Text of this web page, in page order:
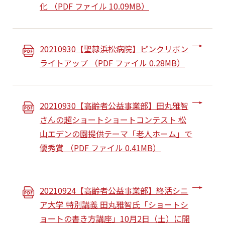
化 （PDF ファイル 10.09MB）
20210930【聖隷浜松病院】ピンクリボン
ライトアップ （PDF ファイル 0.28MB）
20210930【高齢者公益事業部】田丸雅智
さんの超ショートショートコンテスト 松
山エデンの園提供テーマ「老人ホーム」で
優秀賞 （PDF ファイル 0.41MB）
20210924【高齢者公益事業部】終活シニ
ア大学 特別講義 田丸雅智氏「ショートシ
ョートの書き方講座」10月2日（土）に開